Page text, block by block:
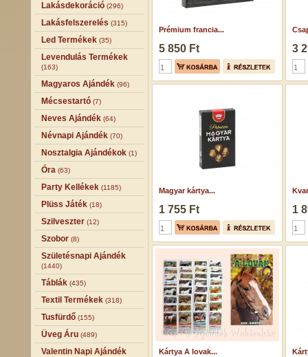
Lakásdekoráció (296)
Lakásfelszerelés (315)
Led Termékek (35)
Levendulás Termékek
(163)
Magyaros Ajándék (96)
Mécsestartó (7)
Neves Ajándék (64)
Névnapi Ajándék (70)
Nosztalgia Ajándékok (1)
Óra (63)
Party Kellékek (1185)
Plüss Játék (18)
Szilveszter (12)
Szobor (8)
Születésnapi Ajándék
(1440)
Táblák (435)
Textil Termékek (318)
Tusfürdő (155)
Üveg Áru (489)
Valentin Napi Ajándék
Prémium francia...
5 850 Ft 3
Magyar kártya...
1 755 Ft 1
Kártya A lovak...